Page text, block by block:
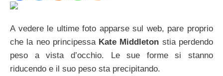
A vedere le ultime foto apparse sul web, pare proprio
che la neo principessa Kate Middleton stia perdendo
peso a vista d’occhio. Le sue forme si stanno
riducendo e il suo peso sta precipitando.